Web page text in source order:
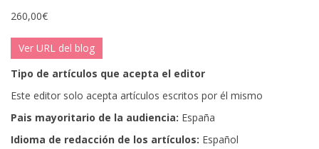
260,00€
Ver URL del blog
Tipo de artículos que acepta el editor
Este editor solo acepta artículos escritos por él mismo
Pais mayoritario de la audiencia: España
Idioma de redacción de los artículos: Español